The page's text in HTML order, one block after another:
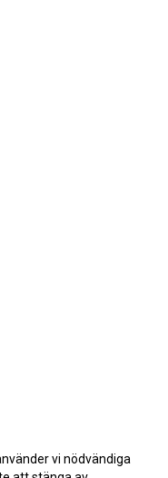
vi nödvändiga